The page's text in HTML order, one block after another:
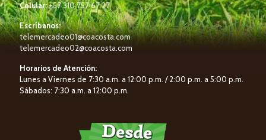
Celular:+57 310 757 67 27
Escríbanos:
telemercadeo01@coacosta.com
telemercadeo02@coacosta.com
Horarios de Atención:
Lunes a Viernes de 7:30 a.m. a 12:00 p.m. / 2:00 p.m. a 5:00 p.m.
Sábados: 7:30 a.m. a 12:00 p.m.